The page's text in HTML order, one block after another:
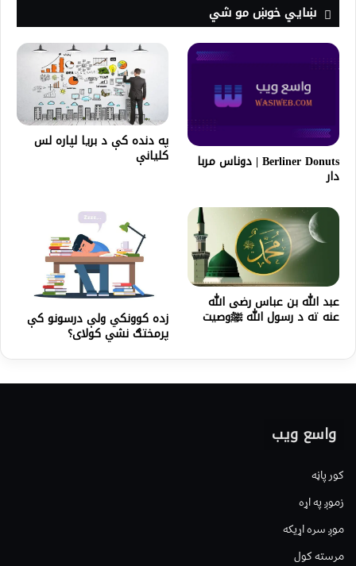
ښايي خوښ مو شي
Berliner Donuts | دوناس مربا
دار
په دنده كې د بريا لپاره لس
كليانې
عبد الله بن عباس رضی الله
عنه ته د رسول الله ﷺوصیت زده کوونکي ولې درسونو کې
پرمختګ نشي کولای؟
واسع ویب
کور پاڼه
زموږ په اړه
موږ سره اړیکه
مرسته کول